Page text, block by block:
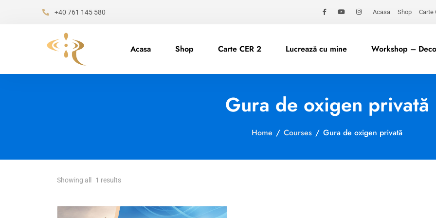
+40 761 145 580 Acasa Shop Carte
Acasa Shop Carte CER 2 Lucrează cu mine Workshop –
Gura de oxigen privată
Home / Courses / Gura de oxigen privată
Showing all 1 results